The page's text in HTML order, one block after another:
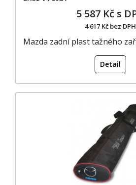
5 587 Kč s
4 617 Kč bez DPH
Mazda zadní plast tažného
Detail